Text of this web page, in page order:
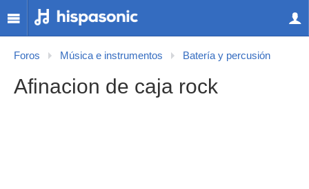
Foros Música e instrumentos Batería y percusión
Afinacion de caja rock